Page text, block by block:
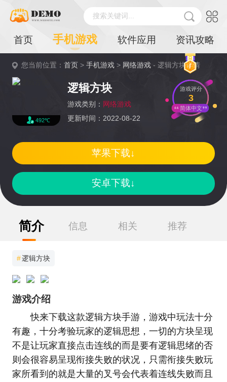
搜索关键词...
首页 手机游戏 软件应用 资讯攻略
您当前位置：首页 >手机游戏 > 网络游戏 - 逻辑方块详情
492℃
逻辑方块
游戏类别： 网络游戏
更新时间：2022-08-22
游戏评分
3
简体中文
安卓下载↓
苹果下载↓
简介 信息 相关 推荐
#逻辑方块
游戏介绍
快来下载这款逻辑方块手游，游戏中玩法十分
有趣，十分考验玩家的逻辑思想，一切的方块呈现
不是让玩家直接点击连线的而是要有逻辑思绪的否
则会很容易呈现衔接失败的状况，只需衔接失败玩
家所看到的就是大量的叉号会代表着连线失败而且